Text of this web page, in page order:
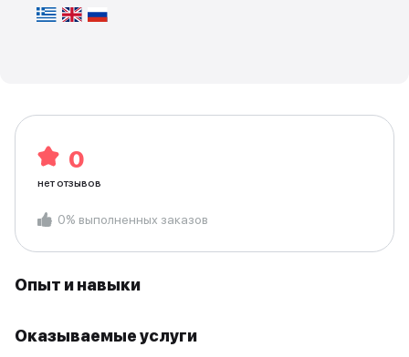
Опыт и навыки
Оказываемые услуги
0
нет отзывов
0% выполненных заказов